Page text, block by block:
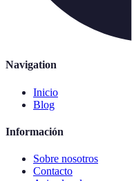
Navigation
Inicio
Blog
Información
Sobre nosotros
Contacto